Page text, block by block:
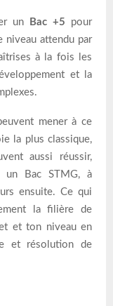
un Bac +5 pour
niveau attendu par
à la fois les
et la
mener à ce
la plus classique,
aussi réussir,
un Bac STMG, à
ensuite. Ce qui
la filière de
et ton niveau en
et résolution de